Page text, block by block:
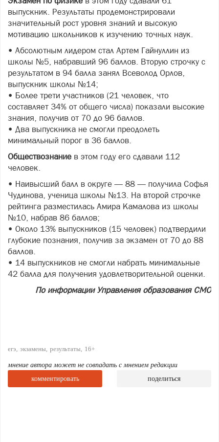
выпускник. Результаты продемонстрировали
значительный рост уровня знаний и высокую
мотивацию школьников к изучению точных наук.
• Абсолютным лидером стал Артем Гайнуллин из
школы №5, набравший 96 баллов. Вторую строчку с
результатом в 94 балла занял Всеволод Орлов,
выпускник школы №14;
• Более трети участников (21 человек, что
составляет 34% от общего числа) показали высокие
знания, получив от 70 до 96 баллов.
• Два выпускника не смогли преодолеть
минимальный порог в 36 баллов.
Обществознание в этом году его сдавали 112
человек.
• Наивысший балл в округе — 88 — получила Софья
Чудинова, ученица школы №13. На второй строчке
рейтинга разместилась Амира Камалова из школы
№10, набрав 86 баллов;
• Около 13% выпускников (15 человек) подтвердили
глубокие познания, получив за экзамен от 70 до 88
баллов.
• 14 выпускников не смогли набрать минимальные
42 балла для получения удовлетворительной оценки.
По информации Управления образования СМО
егэ экзамены результаты 16+
мнение автора может не совпадать с мнением редакции
комментировать
поделиться